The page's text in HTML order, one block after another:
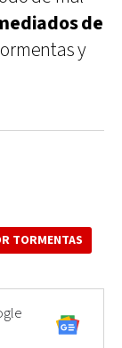
de
y
TORMENTAS